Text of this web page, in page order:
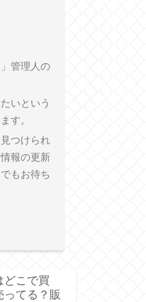
管理人の
いという
す。
つけられ
報の更新
もお待ち
どこで買
ってる？販